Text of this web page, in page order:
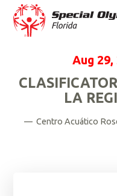
Aug 29,
LA
— Centro Acuático